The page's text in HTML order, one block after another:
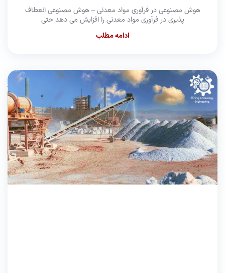
هوش مصنوعی در فرآوری مواد معدنی – هوش مصنوعی انعطاف
پذیری در فرآوری مواد معدنی را افزایش می دهد حتی
ادامه مطلب